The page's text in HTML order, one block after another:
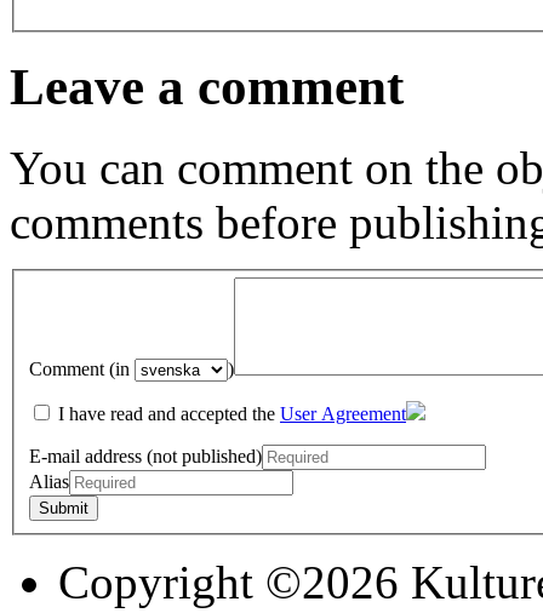
Leave a comment
You can comment on the
comments before
Comment (in )
I have read and accepted the User Agreement
E-mail address (not published)
Alias
Copyright ©2026